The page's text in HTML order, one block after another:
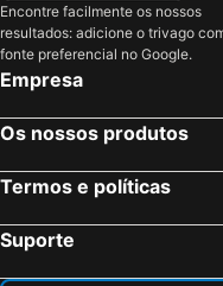
Encontre facilmente os nossos
resultados: adicione o trivago
fonte preferencial no Google.
Empresa
Os nossos produtos
Termos e políticas
Suporte